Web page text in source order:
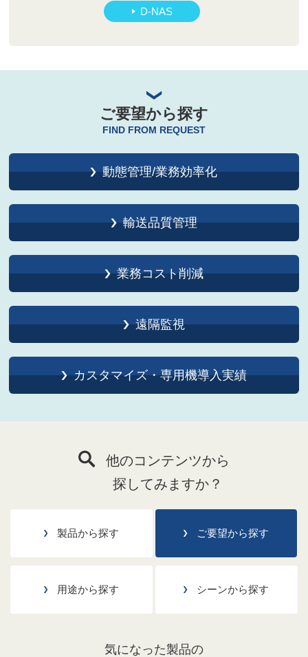
D-NAS
ご要望から探す
FIND FROM REQUEST
動態管理/業務効率化
輸送品質管理
業務コスト削減
遠隔監視
カスタマイズ・専用機導入実績
他のコンテンツから
探してみますか？
製品から探す ご要望から探す
用途から探す シーンから探す
気になった製品の